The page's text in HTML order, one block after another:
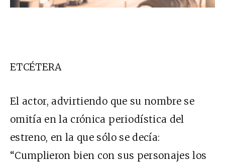
ETCÉTERA
El actor, advirtiendo que su nombre se
omitía en la crónica periodística del
estreno, en la que sólo se decía:
“Cumplieron bien con sus personajes los